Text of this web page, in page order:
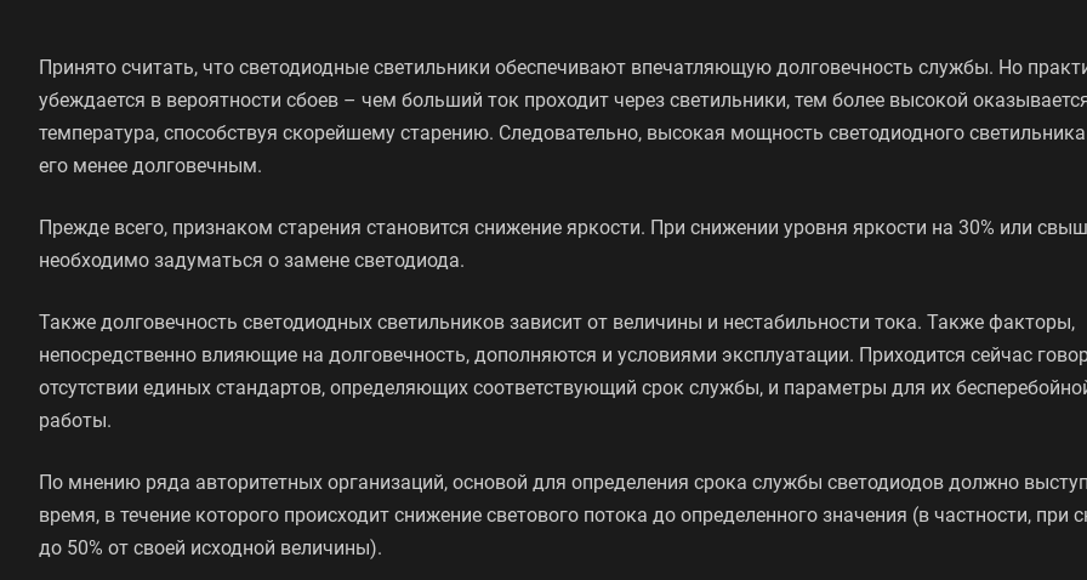
Принято считать, что светодиодные светильники обеспечивают впечатляющую долговечность службы. Но
убеждается в вероятности сбоев – чем больший ток проходит через светильники, тем более высокой
температура, способствуя скорейшему старению. Следовательно, высокая мощность светодиодного
его менее долговечным.
Прежде всего, признаком старения становится снижение яркости. При снижении уровня яркости на 30% или
необходимо задуматься о замене светодиода.
Также долговечность светодиодных светильников зависит от величины и нестабильности тока. Также факторы,
непосредственно влияющие на долговечность, дополняются и условиями эксплуатации. Приходится сейчас
отсутствии единых стандартов, определяющих соответствующий срок службы, и параметры для их
работы.
По мнению ряда авторитетных организаций, основой для определения срока службы светодиодов должно
время, в течение которого происходит снижение светового потока до определенного значения (в частности, при
до 50% от своей исходной величины).